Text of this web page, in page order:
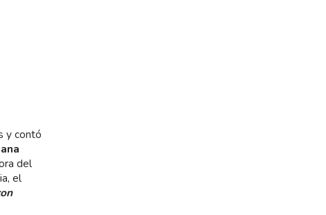
y contó
del
el